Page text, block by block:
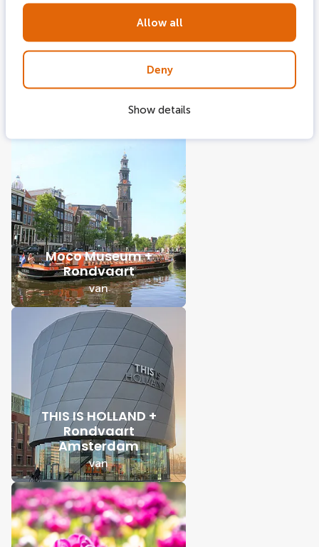
Allow all
Deny
Show details
STRAAT Museum +
Moco Museum +
Rondvaart
van
THIS IS HOLLAND +
Rondvaart
Amsterdam
van